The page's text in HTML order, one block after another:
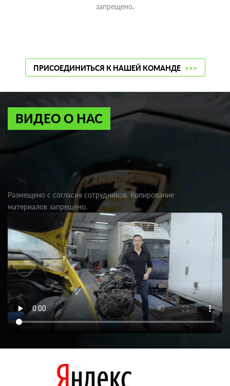
запрещено.
ПРИСОЕДИНИТЬСЯ К НАШЕЙ КОМАНДЕ >>>
ВИДЕО О НАС
Размещено с согласия сотрудников. Копирование
материалов запрещено.